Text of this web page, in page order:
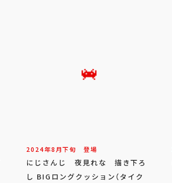
2024年8月下旬 登場
にじさんじ 夜見れな 描き下ろ
し BIGロングクッション（タイク